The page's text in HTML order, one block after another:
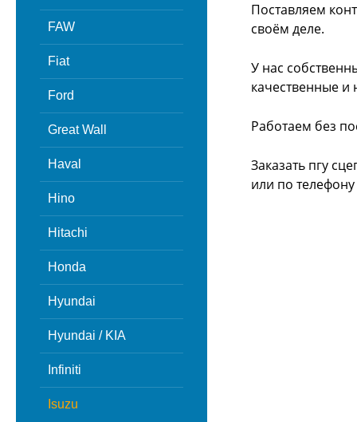
FAW
Fiat
Ford
Great Wall
Haval
Hino
Hitachi
Honda
Hyundai
Hyundai / KIA
Infiniti
Isuzu
Поставляем
своём деле.
У нас
качественные и
Работаем без
Заказать пгу
или по